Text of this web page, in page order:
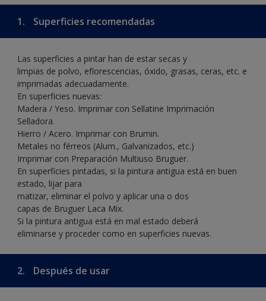
1. Superficies recomendadas
Las superficies a pintar han de estar secas y
limpias de polvo, eflorescencias, óxido, grasas, ceras, etc. e
imprimadas adecuadamente.
En superficies nuevas:
Madera / Yeso. Imprimar con Sellatine Imprimación
Selladora.
Hierro / Acero. Imprimar con Brumin.
Metales no férreos (Alum., Galvanizados, etc.)
Imprimar con Preparación Multiuso Bruguer.
En superficies pintadas, si la pintura antigua está en buen
estado, lijar para
matizar, eliminar el polvo y aplicar una o dos
capas de Bruguer Laca Mix.
Si la pintura antigua está en mal estado deberá
eliminarse y proceder como en superficies nuevas.
2. Después de usar